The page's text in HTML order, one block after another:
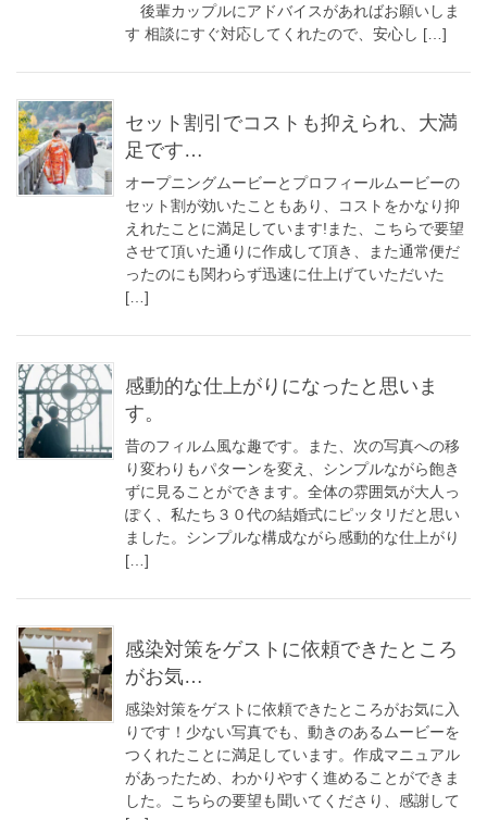
後輩カップルにアドバイスがあればお願いしま
す 相談にすぐ対応してくれたので、安心し […]
セット割引でコストも抑えられ、大満
足です…
オープニングムービーとプロフィールムービーの
セット割が効いたこともあり、コストをかなり抑
えれたことに満足しています!また、こちらで要望
させて頂いた通りに作成して頂き、また通常便だ
ったのにも関わらず迅速に仕上げていただいた
[…]
感動的な仕上がりになったと思いま
す。
昔のフィルム風な趣です。また、次の写真への移
り変わりもパターンを変え、シンプルながら飽き
ずに見ることができます。全体の雰囲気が大人っ
ぽく、私たち３０代の結婚式にピッタリだと思い
ました。シンプルな構成ながら感動的な仕上がり
[…]
感染対策をゲストに依頼できたところ
がお気…
感染対策をゲストに依頼できたところがお気に入
りです！少ない写真でも、動きのあるムービーを
つくれたことに満足しています。作成マニュアル
があったため、わかりやすく進めることができま
した。こちらの要望も聞いてくださり、感謝して